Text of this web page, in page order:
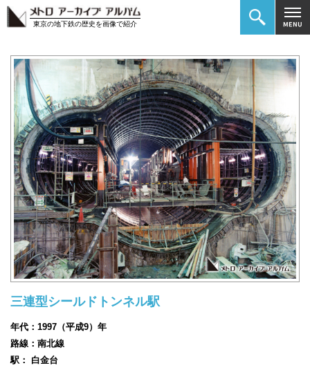
東京の地下鉄の歴史を画像で紹介
三連型シールドトンネル駅
年代：1997（平成9）年
路線：南北線
駅： 白金台